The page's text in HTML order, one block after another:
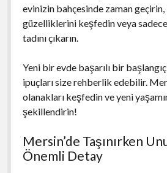
evinizin bahçesinde zaman
güzelliklerini keşfedin veya sadece
tadını çıkarın.
Yeni bir evde başarılı bir
ipuçları size rehberlik edebilir.
olanakları keşfedin ve yeni
şekillendirin!
Mersin’de Taşınırken
Önemli Detay